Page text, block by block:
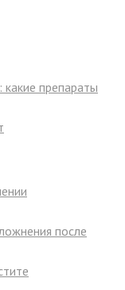
препараты
после